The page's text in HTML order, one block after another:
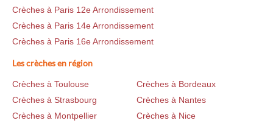
Crèches à Paris 12e Arrondissement
Crèches à Paris 14e Arrondissement
Crèches à Paris 16e Arrondissement
Les crèches en région
Crèches à Toulouse
Crèches à Bordeaux
Crèches à Strasbourg
Crèches à Nantes
Crèches à Montpellier
Crèches à Nice